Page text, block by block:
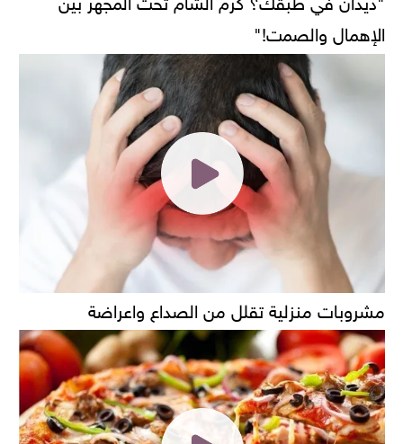
الإهمال والصمت!"
مشروبات منزلية تقلل من الصداع واعراضة